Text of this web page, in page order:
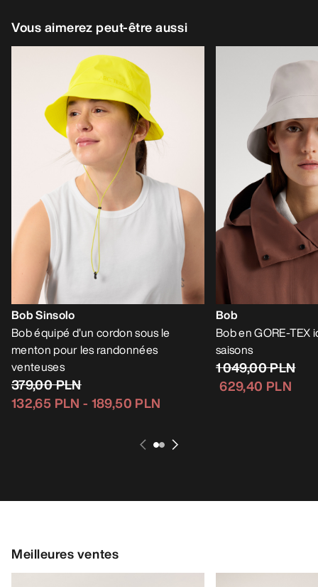
Vous aimerez peut-être aussi
Bob Sinsolo
Bob équipé d’un cordon sous le
menton pour les randonnées
venteuses
379,00 PLN
132,65 PLN - 189,50 PLN
Bob
Bob en GORE-TEX
saisons
1 049,00 PLN
629,40 PLN
Meilleures ventes